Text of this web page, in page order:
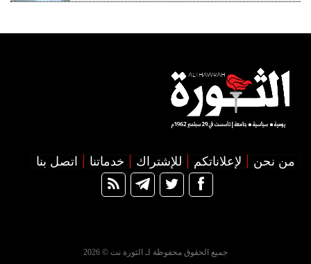
من نحن لإعلاناتكم للإشتراك خدماتنا اتصل بنا
جميع الحقوق محفوظة لـ الثورة نت © 2026